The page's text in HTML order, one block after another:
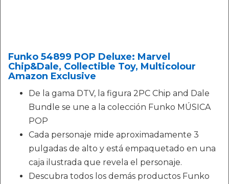
Funko 54899 POP Deluxe: Marvel
Chip&Dale, Collectible Toy, Multicolour
Amazon Exclusive
De la gama DTV, la figura 2PC Chip and Dale
Bundle se une a la colección Funko MÚSICA
POP
Cada personaje mide aproximadamente 3
pulgadas de alto y está empaquetado en una
caja ilustrada que revela el personaje.
Descubra todos los demás productos Funko